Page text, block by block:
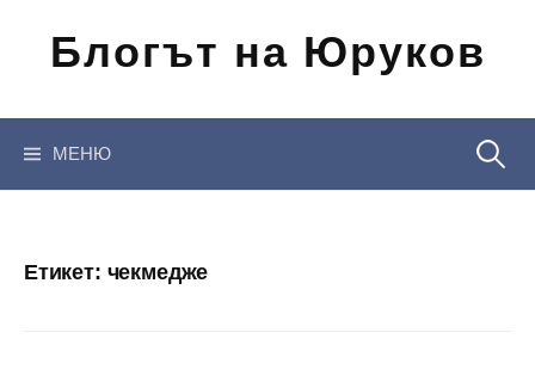
съдържанието
Блогът на Юруков
МЕНЮ
Етикет: чекмедже